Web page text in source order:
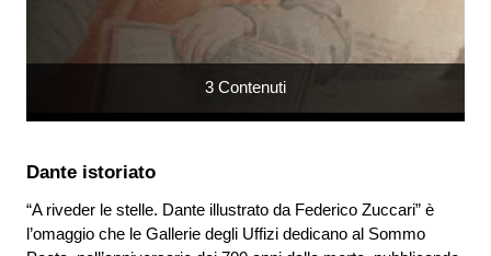
3 Contenuti
Dante istoriato
“A riveder le stelle. Dante illustrato da Federico Zuccari” è
l’omaggio che le Gallerie degli Uffizi dedicano al Sommo